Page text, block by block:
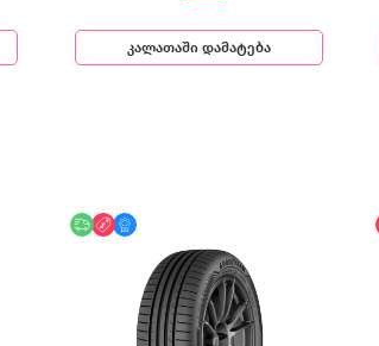
კალათაში დამატება
უფასო მიწოდება
ფასდაკლება